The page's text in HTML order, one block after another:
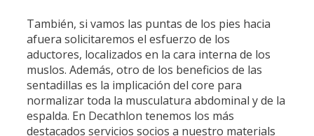
También, si vamos las puntas de los pies hacia
afuera solicitaremos el esfuerzo de los
aductores, localizados en la cara interna de los
muslos. Además, otro de los beneficios de las
sentadillas es la implicación del core para
normalizar toda la musculatura abdominal y de la
espalda. En Decathlon tenemos los más
destacados servicios socios a nuestro materials